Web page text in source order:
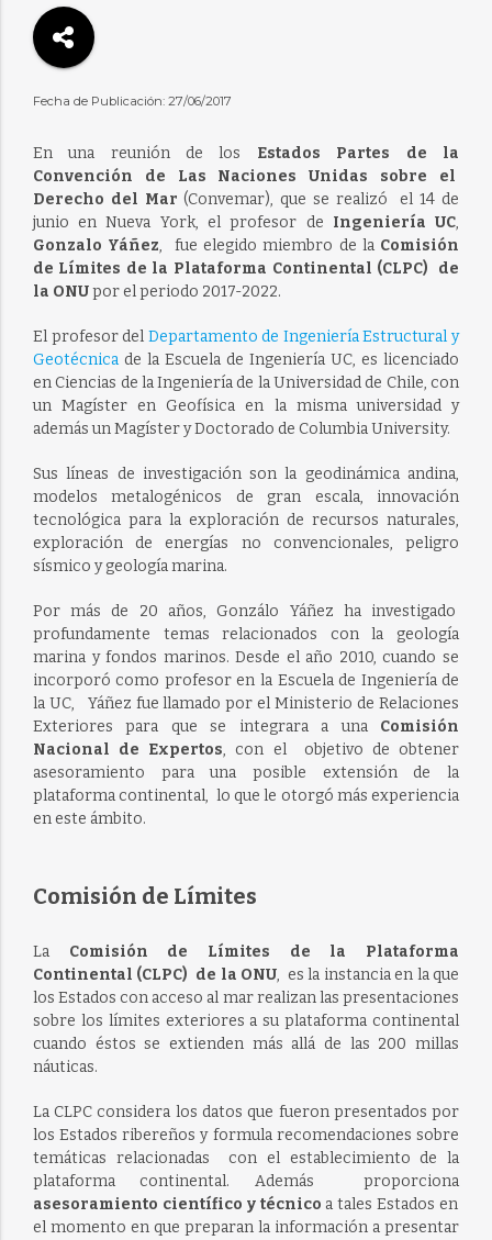
Fecha de Publicación: 27/06/2017
En una reunión de los Estados Partes de la
Convención de Las Naciones Unidas sobre el
Derecho del Mar (Convemar), que se realizó el 14 de
junio en Nueva York, el profesor de Ingeniería UC,
Gonzalo Yáñez, fue elegido miembro de laComisión
de Límites de la Plataforma Continental (CLPC) de
la ONUpor el periodo 2017-2022.
El profesor del Departamento de Ingeniería Estructural y
Geotécnicade la Escuela de Ingeniería UC, es licenciado
en Ciencias de la Ingeniería de la Universidad de Chile, con
un Magíster en Geofísica en la misma universidad y
además un Magíster y Doctorado de Columbia University.
Sus líneas de investigación son la geodinámica andina,
modelos metalogénicos de gran escala, innovación
tecnológica para la exploración de recursos naturales,
exploración de energías no convencionales, peligro
sísmico y geología marina.
Por más de 20 años, Gonzálo Yáñez ha investigado
profundamente temas relacionados con la geología
marina y fondos marinos. Desde el año 2010, cuando se
incorporó como profesor en la Escuela de Ingeniería de
la UC, Yáñez fue llamado por el Ministerio de Relaciones
Exteriores para que se integrara a una Comisión
Nacional de Expertos, con el objetivo de obtener
asesoramiento para una posible extensión de la
plataforma continental, lo que le otorgó más experiencia
en este ámbito.
Comisión de Límites
La Comisión de Límites de la Plataforma
Continental (CLPC) de la ONU, es la instancia en la que
los Estados con acceso al mar realizan las presentaciones
sobre los límites exteriores a su plataforma continental
cuando éstos se extienden más allá de las 200 millas
náuticas.
La CLPC considera los datos que fueron presentados por
los Estados ribereños y formula recomendaciones sobre
temáticas relacionadas con el establecimiento de la
plataforma continental. Además proporciona
asesoramiento científico y técnico a tales Estados en
el momento en que preparan la información a presentar